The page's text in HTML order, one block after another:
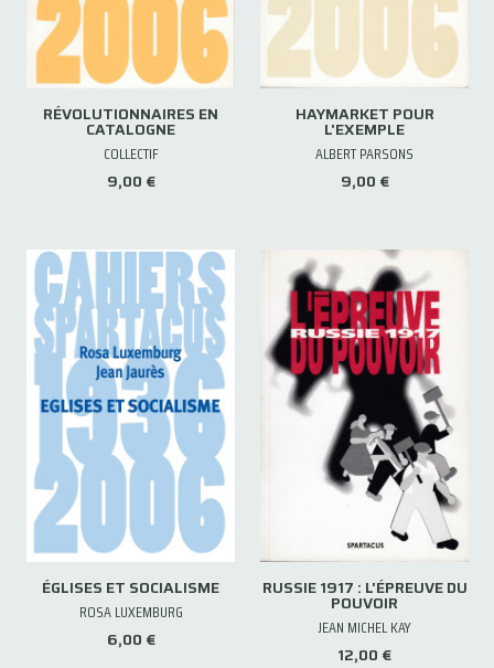
RÉVOLUTIONNAIRES EN
CATALOGNE
COLLECTIF
9,00 €
HAYMARKET POUR
L'EXEMPLE
ALBERT PARSONS
9,00 €
ÉGLISES ET SOCIALISME
ROSA LUXEMBURG
6,00 €
RUSSIE 1917 : L'ÉPREUVE DU
POUVOIR
JEAN MICHEL KAY
12,00 €